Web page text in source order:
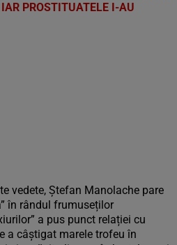
PROSTITUATELE I-AU
vedete, Ștefan Manolache pare
în rândul frumuseților
a pus punct relației cu
a câștigat marele trofeu în